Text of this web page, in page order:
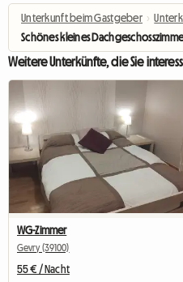
Unterkunft beim Gastgeber ›
Schönes kleines
Weitere Unterkünfte, die Sie
WG-Zimmer
Gevry (39100)
55 € / Nacht